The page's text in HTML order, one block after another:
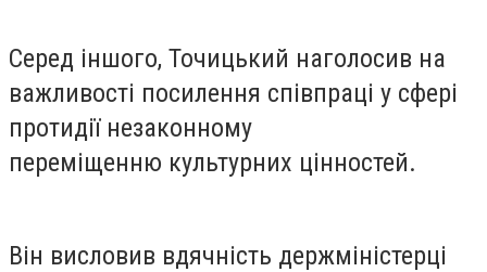
Серед іншого, Точицький наголосив на
важливості посилення співпраці у сфері
протидії незаконному
переміщенню культурних цінностей.
Він висловив вдячність держміністерці